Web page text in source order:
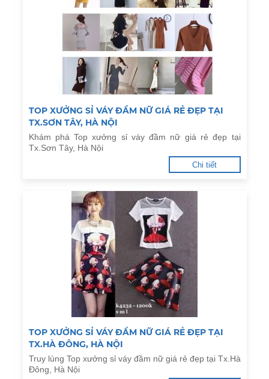
TOP XƯỞNG SỈ VÁY ĐẦM NỮ GIÁ RẺ ĐẸP TẠI
TX.SƠN TÂY, HÀ NỘI
Khám phá Top xưởng sỉ váy đầm nữ giá rẻ đẹp tại
Tx.Sơn Tây, Hà Nội
Chi tiết
TOP XƯỞNG SỈ VÁY ĐẦM NỮ GIÁ RẺ ĐẸP TẠI
TX.HÀ ĐÔNG, HÀ NỘI
Truy lùng Top xưởng sỉ váy đầm nữ giá rẻ đẹp tại Tx.Hà
Đông, Hà Nội